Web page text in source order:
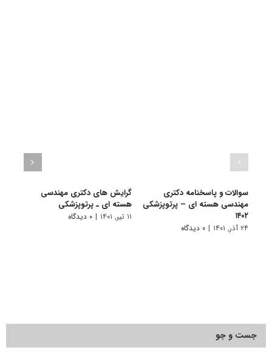
سوالات و پاسخنامه دکتری
مهندسی هسته ای – پرتوپزشکی
۱۴۰۲
۲۴ آذر, ۱۴۰۱ | ۰ دیدگاه
گرایش های دکتری مهندسی
هسته ای ـ ﭘﺮﺗﻮﭘﺰشکی
۱۱ تیر, ۱۴۰۱ | ۰ دیدگاه
جست و جو